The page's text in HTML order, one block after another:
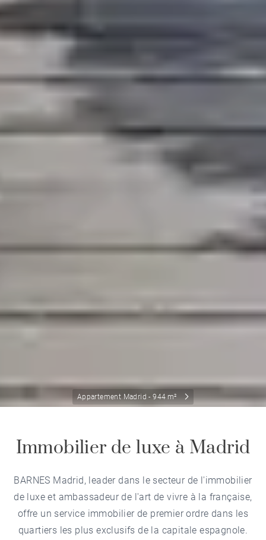
Appartement Madrid - 944 m²
Immobilier de luxe à Madrid
BARNES Madrid, leader dans le secteur de l'immobilier
de luxe et ambassadeur de l'art de vivre à la française,
offre un service immobilier de premier ordre dans les
quartiers les plus exclusifs de la capitale espagnole.